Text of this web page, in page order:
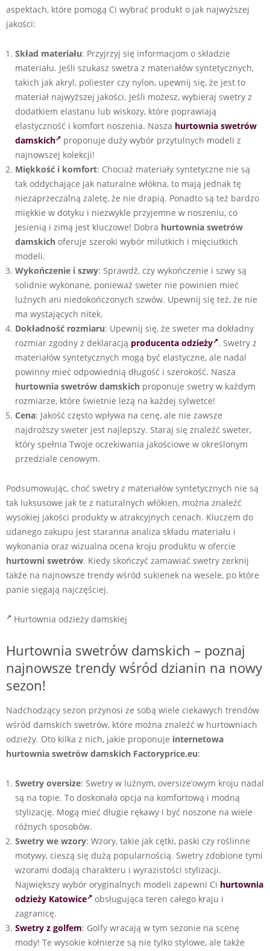
aspektach, które pomogą Ci wybrać produkt o jak najwyższej
jakości:
Skład materiału: Przyjrzyj się informacjom o składzie
materiału. Jeśli szukasz swetra z materiałów syntetycznych,
takich jak akryl, poliester czy nylon, upewnij się, że jest to
materiał najwyższej jakości. Jeśli możesz, wybieraj swetry z
dodatkiem elastanu lub wiskozy, które poprawiają
elastyczność i komfort noszenia. Nasza hurtownia swetrów
damskich
proponuje duży wybór przytulnych modeli z
najnowszej kolekcji!
Miękkość i komfort: Chociaż materiały syntetyczne nie są
tak oddychające jak naturalne włókna, to mają jednak tę
niezaprzeczalną zaletę, że nie drapią. Ponadto są też bardzo
miękkie w dotyku i niezwykle przyjemne w noszeniu, co
jesienią i zimą jest kluczowe! Dobra hurtownia swetrów
damskich oferuje szeroki wybór milutkich i mięciutkich
modeli.
Wykończenie i szwy: Sprawdź, czy wykończenie i szwy są
solidnie wykonane, ponieważ sweter nie powinien mieć
luźnych ani niedokończonych szwów. Upewnij się też, że nie
ma wystających nitek.
Dokładność rozmiaru: Upewnij się, że sweter ma dokładny
rozmiar zgodny z deklaracją producenta odzieży . Swetry z
materiałów syntetycznych mogą być elastyczne, ale nadal
powinny mieć odpowiednią długość i szerokość. Nasza
hurtownia swetrów damskich proponuje swetry w każdym
rozmiarze, które świetnie lezą na każdej sylwetce!
Cena: Jakość często wpływa na cenę, ale nie zawsze
najdroższy sweter jest najlepszy. Staraj się znaleźć sweter,
który spełnia Twoje oczekiwania jakościowe w określonym
przedziale cenowym.
Podsumowując, choć swetry z materiałów syntetycznych nie są
tak luksusowe jak te z naturalnych włókien, można znaleźć
wysokiej jakości produkty w atrakcyjnych cenach. Kluczem do
udanego zakupu jest staranna analiza składu materiału i
wykonania oraz wizualna ocena kroju produktu w ofercie
hurtowni swetrów. Kiedy skończyć zamawiać swetry zerknij
także na najnowsze trendy wśród sukienek na wesele, po które
panie sięgają najczęściej.
Hurtownia odzieży damskiej
Hurtownia swetrów damskich – poznaj
najnowsze trendy wśród dzianin na nowy
sezon!
Nadchodzący sezon przynosi ze sobą wiele ciekawych trendów
wśród damskich swetrów, które można znaleźć w hurtowniach
odzieży. Oto kilka z nich, jakie proponuje internetowa
hurtownia swetrów damskich Factoryprice.eu:
Swetry oversize: Swetry w luźnym, oversize’owym kroju nadal
są na topie. To doskonała opcja na komfortową i modną
stylizację. Mogą mieć długie rękawy i być noszone na wiele
różnych sposobów.
Swetry we wzory: Wzory, takie jak cętki, paski czy roślinne
motywy, cieszą się dużą popularnością. Swetry zdobione tymi
wzorami dodają charakteru i wyrazistości stylizacji.
Największy wybór oryginalnych modeli zapewni Ci hurtownia
odzieży Katowice
obsługująca teren całego kraju i
zagranicę.
Swetry z golfem: Golfy wracają w tym sezonie na scenę
mody! Te wysokie kołnierze są nie tylko stylowe, ale także